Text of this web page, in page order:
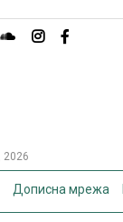
2026
Дописна мрежа